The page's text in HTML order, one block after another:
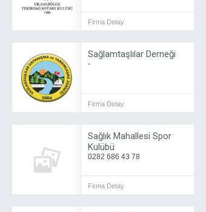
Firma Detay
Sağlamtaşlılar Derneği
-
Firma Detay
Sağlık Mahallesi Spor
Kulübü
0282 686 43 78
Firma Detay